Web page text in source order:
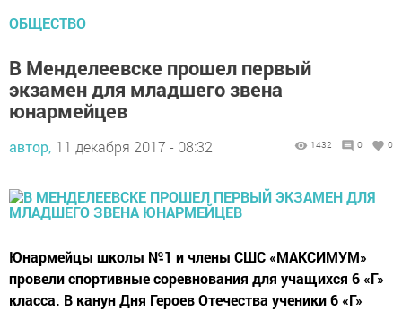
ОБЩЕСТВО
В Менделеевске прошел первый
экзамен для младшего звена
юнармейцев
автор, 11 декабря 2017 - 08:32 1432 0 0
Юнармейцы школы №1 и члены СШС «МАКСИМУМ»
провели спортивные соревнования для учащихся 6 «Г»
класса. В канун Дня Героев Отечества ученики 6 «Г»